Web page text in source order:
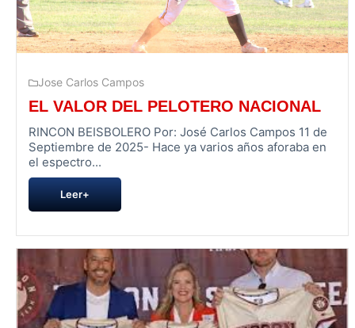
Jose Carlos Campos
EL VALOR DEL PELOTERO NACIONAL
RINCON BEISBOLERO Por: José Carlos Campos 11 de
Septiembre de 2025- Hace ya varios años aforaba en
el espectro...
Leer+